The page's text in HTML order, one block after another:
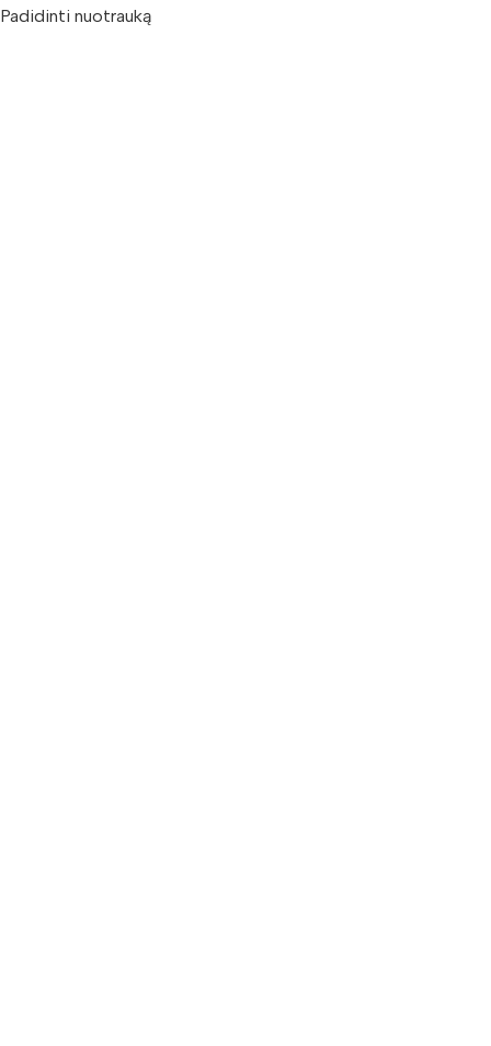
Padidinti nuotrauką